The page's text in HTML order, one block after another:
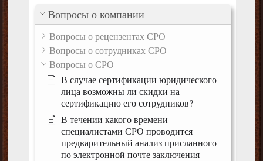
Вопросы о компании
Вопросы о рецензентах СРО
Вопросы о сотрудниках СРО
Вопросы о СРО
В случае сертификации юридического
лица возможны ли скидки на
сертификацию его сотрудников?
В течении какого времени
специалистами СРО проводится
предварительный анализ присланного
по электронной почте заключения